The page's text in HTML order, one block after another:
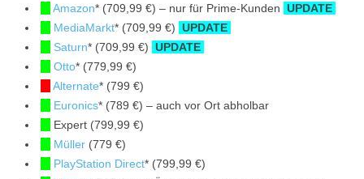
Amazon* (709,99 €) – nur für Prime-Kunden UPDATE
MediaMarkt* (709,99 €) UPDATE
Saturn* (709,99 €) UPDATE
Otto* (779,99 €)
Alternate* (799 €)
Euronics* (789 €) – auch vor Ort abholbar
Expert (799,99 €)
Müller (779 €)
PlayStation Direct* (799,99 €)